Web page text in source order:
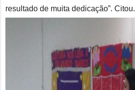
resultado de muita dedicação”. Citou.